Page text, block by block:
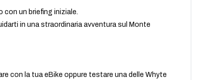
con un briefing iniziale.
in una straordinaria avventura sul Monte
con la tua eBike oppure testare una delle Whyte